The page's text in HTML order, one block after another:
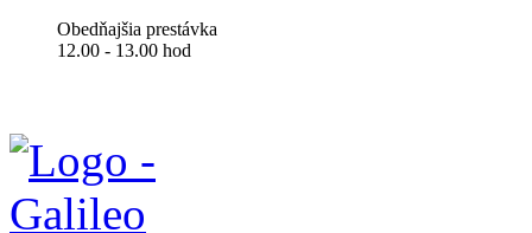
Obedňajšia prestávka
12.00 - 13.00 hod